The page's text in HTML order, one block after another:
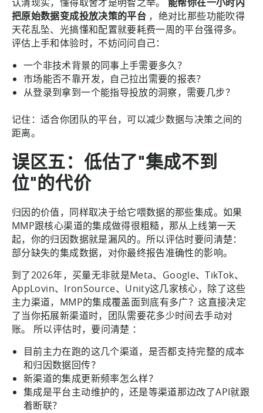
把原始数据变成投放决策的平台 ，绝对比那些功能吹得
天花乱坠、光搞懂和配置就要耗费一周的平台强得多。
评估上手和体验时，不妨问问自己：
一个非技术背景的同事上手需要多久？
市场能否不靠开发，自己拉出需要的报表？
从登录到拿到一个能指导投放的洞察，需要几步？
记住：适合你团队的平台，可以减少数据与决策之间的
距离。
误区五：低估了"集成不到
位"的代价
归因的价值，同样取决于给它喂数据的那些集成。如果
MMP跟核心渠道的集成做得很粗糙，那从上线第一天
起，你的归因数据就是漏风的。所以评估时要问清楚：
部分缺失的集成数据，对你最终报告准确性的影响。
到了2026年，买量无非就是Meta、Google、TikTok、
AppLovin、IronSource、Unity这几家核心，除了这些
主力渠道，MMP的集成覆盖面到底有多广？这直接决定
了当你拓展新渠道时，团队需要花多少时间去手动对
账。 所以评估时，要问清楚 ：
目前主力在跑的这几个渠道，是否都支持完整的成本
和归因数据回传？
新渠道的集成更新频率怎么样？
集成是平台主动维护的，还是等渠道那边改了API就跟
着断联？